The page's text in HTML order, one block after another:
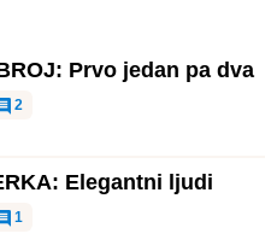
Prvo jedan pa dva
2
Elegantni ljudi
1